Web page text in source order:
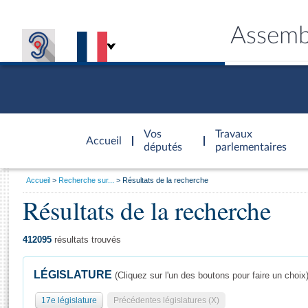
Accueil
d'accueil
Vos
députés
Travaux
parlementaires
Général
Vous
Accueil Recherche sur... Résultats de la recherche
Résultats de la recherche
412095 résultats trouvés
LÉGISLATURE (Cliquez sur l'un des boutons pour faire un choix)
17e législature Précédentes législatures (X)